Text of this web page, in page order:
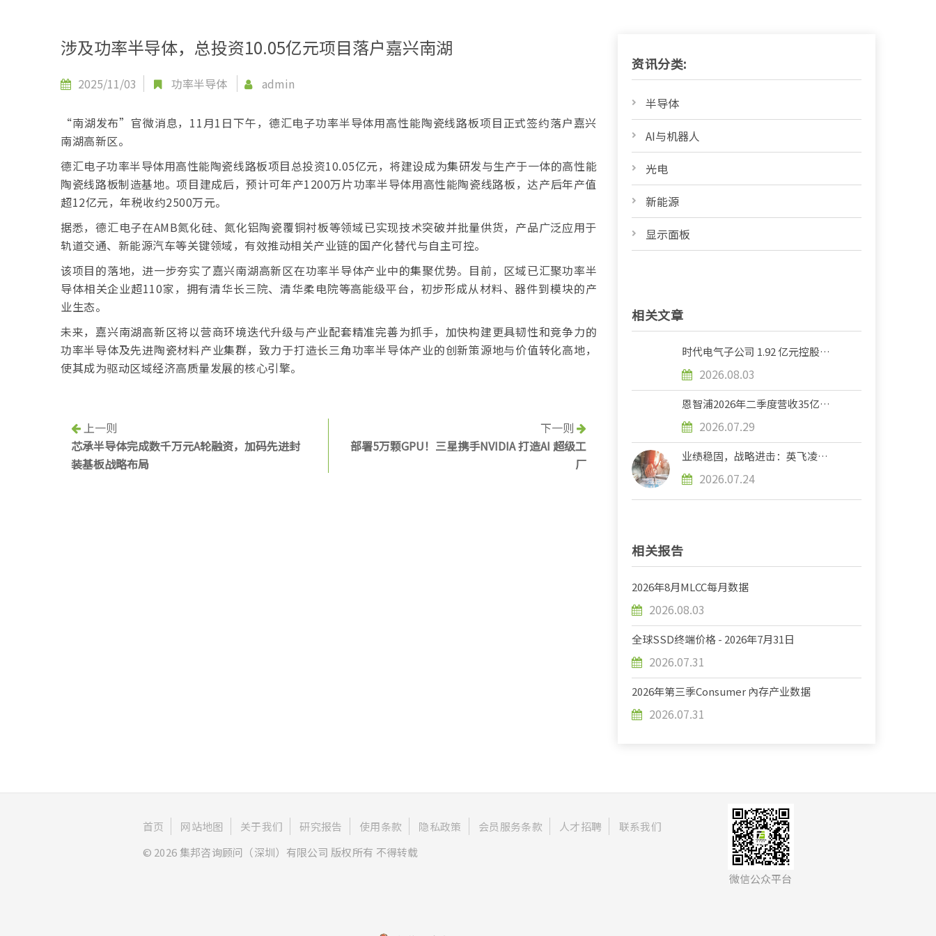
涉及功率半导体，总投资10.05亿元项目落户嘉兴南湖
2025/11/03 功率半导体 admin
“南湖发布”官微消息，11月1日下午，德汇电子功率半导体用高性能陶瓷线路板项目正式签约落户嘉兴
南湖高新区。
德汇电子功率半导体用高性能陶瓷线路板项目总投资10.05亿元，将建设成为集研发与生产于一体的高性能
陶瓷线路板制造基地。项目建成后，预计可年产1200万片功率半导体用高性能陶瓷线路板，达产后年产值
超12亿元，年税收约2500万元。
据悉，德汇电子在AMB氮化硅、氮化铝陶瓷覆铜衬板等领域已实现技术突破并批量供货，产品广泛应用于
轨道交通、新能源汽车等关键领域，有效推动相关产业链的国产化替代与自主可控。
该项目的落地，进一步夯实了嘉兴南湖高新区在功率半导体产业中的集聚优势。目前，区域已汇聚功率半
导体相关企业超110家，拥有清华长三院、清华柔电院等高能级平台，初步形成从材料、器件到模块的产
业生态。
未来，嘉兴南湖高新区将以营商环境迭代升级与产业配套精准完善为抓手，加快构建更具韧性和竞争力的
功率半导体及先进陶瓷材料产业集群，致力于打造长三角功率半导体产业的创新策源地与价值转化高地，
使其成为驱动区域经济高质量发展的核心引擎。
上一则
芯承半导体完成数千万元A轮融资，加码先进封
装基板战略布局
下一则
部署5万颗GPU！三星携手NVIDIA 打造AI 超级工
厂
资讯分类:
半导体
AI与机器人
光电
新能源
显示面板
相关文章
时代电气子公司 1.92 亿元控股
2026.08.03
恩智浦2026年二季度营收35亿美
2026.07.29
业绩稳固，战略进击：英飞凌加速
全链条布局
2026.07.24
相关报告
2026年8月MLCC每月数据
2026.08.03
全球SSD终端价格 - 2026年7月31日
2026.07.31
2026年第三季Consumer 內存产业数据
2026.07.31
首页 网站地图 关于我们 研究报告 使用条款 隐私政策 会员服务条款 人才招聘
联系我们
© 2026 集邦咨询顾问（深圳）有限公司 版权所有 不得转载
微信公众平台